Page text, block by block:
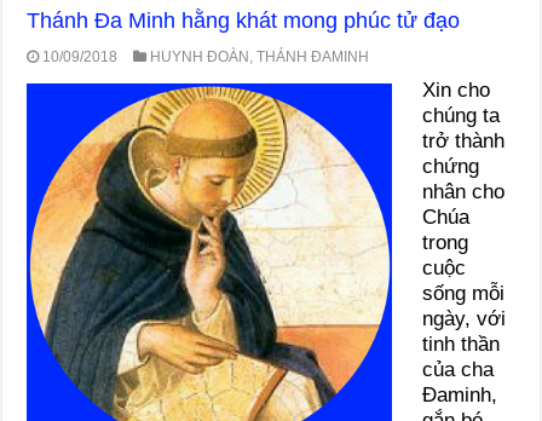
Thánh Đa Minh hằng khát mong phúc tử đạo
10/09/2018 HUYNH ĐOÀN ,THÁNH ĐAMINH
Xin cho
chúng ta
trở thành
chứng
nhân cho
Chúa
trong
cuộc
sống mỗi
ngày, với
tinh thần
của cha
Đaminh,